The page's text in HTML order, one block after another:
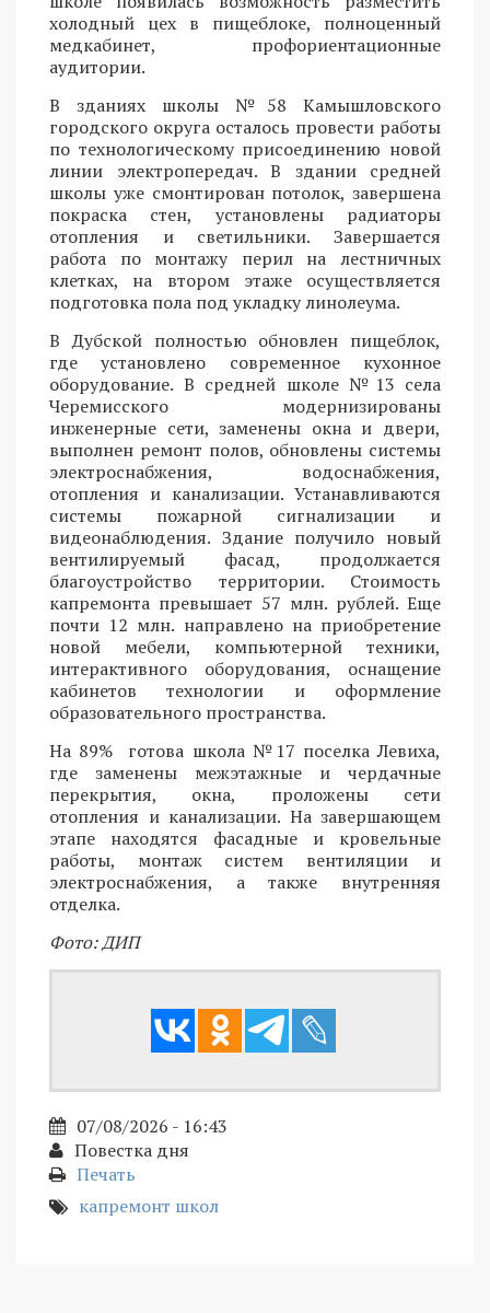
холодный цех в пищеблоке, полноценный
медкабинет, профориентационные
аудитории.
В зданиях школы №58 Камышловского
городского округа осталось провести работы
по технологическому присоединению новой
линии электропередач. В здании средней
школы уже смонтирован потолок, завершена
покраска стен, установлены радиаторы
отопления и светильники. Завершается
работа по монтажу перил на лестничных
клетках, на втором этаже осуществляется
подготовка пола под укладку линолеума.
В Дубской полностью обновлен пищеблок,
где установлено современное кухонное
оборудование. В средней школе №13 села
Черемисского модернизированы
инженерные сети, заменены окна и двери,
выполнен ремонт полов, обновлены системы
электроснабжения, водоснабжения,
отопления и канализации. Устанавливаются
системы пожарной сигнализации и
видеонаблюдения. Здание получило новый
вентилируемый фасад, продолжается
благоустройство территории. Стоимость
капремонта превышает 57 млн. рублей. Еще
почти 12 млн. направлено на приобретение
новой мебели, компьютерной техники,
интерактивного оборудования, оснащение
кабинетов технологии и оформление
образовательного пространства.
На 89% готова школа №17 поселка Левиха,
где заменены межэтажные и чердачные
перекрытия, окна, проложены сети
отопления и канализации. На завершающем
этапе находятся фасадные и кровельные
работы, монтаж систем вентиляции и
электроснабжения, а также внутренняя
отделка.
Фото: ДИП
07/08/2026 - 16:43
Повестка дня
Печать
капремонт школ